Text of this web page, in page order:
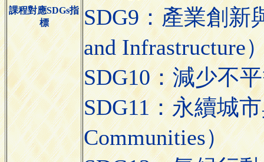
課程對應SDGs指
標
SDG9：產業創新
and Infrastructure
SDG10：減少不
SDG11：永續城
Communities）